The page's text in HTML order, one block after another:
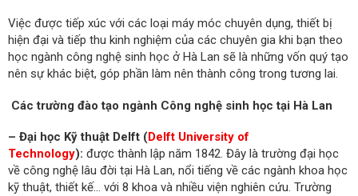
Việc được tiếp xúc với các loại máy móc chuyên dụng, thiết bị
hiện đại và tiếp thu kinh nghiệm của các chuyên gia khi bạn theo
học ngành công nghệ sinh học ở Hà Lan sẽ là những vốn quý tạo
nên sự khác biệt, góp phần làm nên thành công trong tương lai.
Các trường đào tạo ngành Công nghệ sinh học tại Hà Lan
– Đại học Kỹ thuật Delft (Delft University of
Technology): được thành lập năm 1842. Đây là trường đại học
về công nghệ lâu đời tại Hà Lan, nổi tiếng về các ngành khoa học
kỹ thuật, thiết kế… với 8 khoa và nhiều viện nghiên cứu. Trường